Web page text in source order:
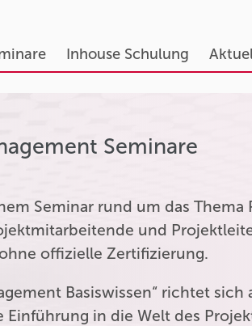
Inhouse Schulung
Seminare
Seminar rund um das
und
offizielle Zertifizierung.
Basiswissen“ richtet sich
in die Welt des